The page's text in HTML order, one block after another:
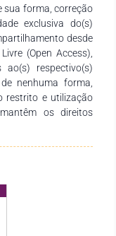
aditivos.
sua forma, correção
exclusiva do(s)
desde
(Open Access),
respectivo(s)
nenhuma forma,
restrito e utilização
os direitos